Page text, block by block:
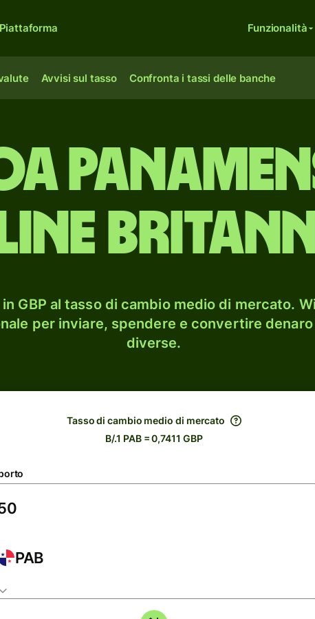
Funzionalità
Avvisi sul tasso Confronta i tassi delle banche
GBP al tasso di cambio medio di mercato.
per inviare, spendere e convertire
diverse.
Tasso di cambio medio di mercato
B/.1 PAB = 0,7411 GBP
PAB